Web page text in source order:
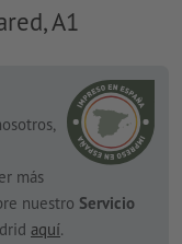
A1
más
nuestro Servicio
aquí.